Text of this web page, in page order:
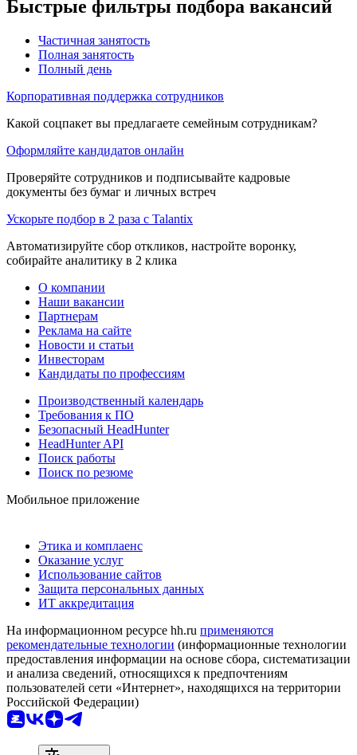
Быстрые фильтры подбора вакансий
Частичная занятость
Полная занятость
Полный день
Корпоративная поддержка сотрудников
Какой соцпакет вы предлагаете семейным сотрудникам?
Оформляйте кандидатов онлайн
Проверяйте сотрудников и подписывайте кадровые
документы без бумаг и личных встреч
Ускорьте подбор в 2 раза с Talantix
Автоматизируйте сбор откликов, настройте воронку,
собирайте аналитику в 2 клика
О компании
Наши вакансии
Партнерам
Реклама на сайте
Новости и статьи
Инвесторам
Кандидаты по профессиям
Производственный календарь
Требования к ПО
Безопасный HeadHunter
HeadHunter API
Поиск работы
Поиск по резюме
Мобильное приложение
Этика и комплаенс
Оказание услуг
Использование сайтов
Защита персональных данных
ИТ аккредитация
На информационном ресурсе hh.ru применяются
рекомендательные технологии (информационные технологии
предоставления информации на основе сбора, систематизации
и анализа сведений, относящихся к предпочтениям
пользователей сети «Интернет», находящихся на территории
Российской Федерации)